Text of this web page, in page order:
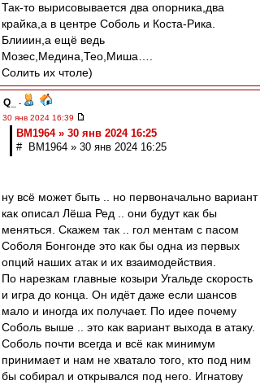
Так-то вырисовывается два опорника,два
крайка,а в центре Соболь и Коста-Рика.
Блииин,а ещё ведь
Мозес,Медина,Тео,Миша….
Солить их чтоле)
Q_
-
30 янв 2024 16:39
BM1964 » 30 янв 2024 16:25
# BM1964 » 30 янв 2024 16:25
ну всё может быть .. но первоначально вариант
как описал Лёша Ред .. они будут как бы
меняться. Скажем так .. гол ментам с пасом
Соболя Бонгонде это как бы одна из первых
опций наших атак и их взаимодействия.
По нарезкам главные козыри Угальде скорость
и игра до конца. Он идёт даже если шансов
мало и иногда их получает. По идее почему
Соболь выше .. это как вариант выхода в атаку.
Соболь почти всегда и всё как минимум
принимает и нам не хватало того, кто под ним
бы собирал и открывался под него. Игнатову